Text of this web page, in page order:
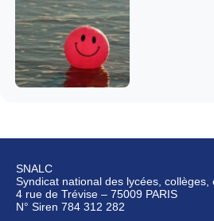
SNALC
Syndicat national des lycées,
4 rue de Trévise – 75009 PARIS
N° Siren 784 312 282